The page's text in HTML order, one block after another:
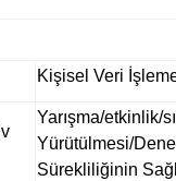
Kişisel Veri
Yarışma/etkinlik/
Yürütülmesi/
Sürekliliğinin